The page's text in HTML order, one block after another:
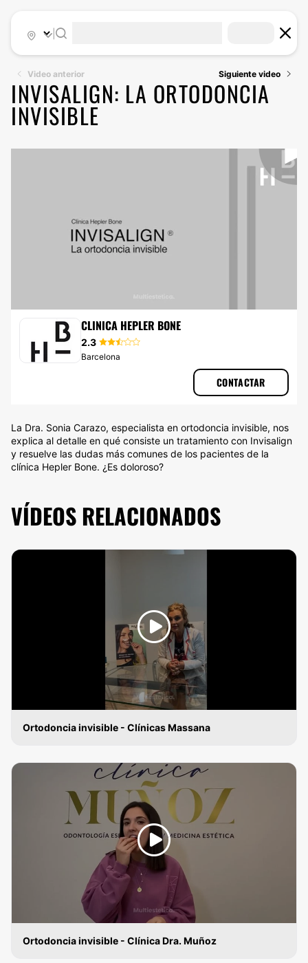
Video anterior Siguiente video
INVISALIGN: LA ORTODONCIA
INVISIBLE
CLINICA HEPLER BONE
2.3
Barcelona
CONTACTAR
La Dra. Sonia Carazo, especialista en ortodoncia invisible, nos
explica al detalle en qué consiste un tratamiento con Invisalign
y resuelve las dudas más comunes de los pacientes de la
clínica Hepler Bone. ¿Es doloroso?
VÍDEOS RELACIONADOS
Ortodoncia invisible - Clínicas Massana
Ortodoncia invisible - Clínica Dra. Muñoz